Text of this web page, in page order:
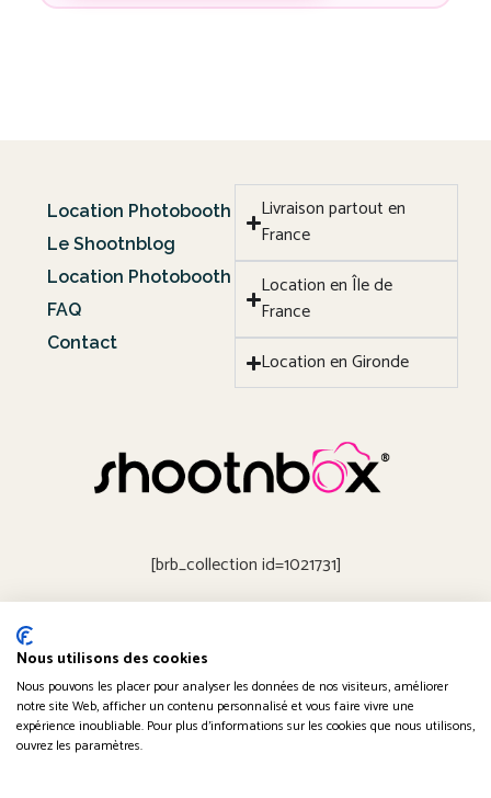
Location Photobooth
Le Shootnblog
Location Photobooth
FAQ
Contact
Livraison partout en
France
Location en Île de
France
Location en Gironde
[brb_collection id=1021731]
Obtenir un devis
Nous utilisons des cookies
Nous pouvons les placer pour analyser les données de nos visiteurs, améliorer
notre site Web, afficher un contenu personnalisé et vous faire vivre une
expérience inoubliable. Pour plus d'informations sur les cookies que nous utilisons,
ouvrez les paramètres.